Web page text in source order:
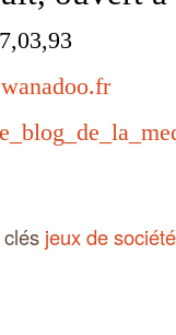
jeux de société